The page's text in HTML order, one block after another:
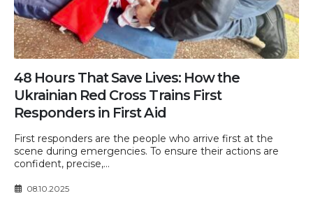
48 Hours That Save Lives: How the
Ukrainian Red Cross Trains First
Responders in First Aid
First responders are the people who arrive first at the
scene during emergencies. To ensure their actions are
confident, precise,...
08.10.2025